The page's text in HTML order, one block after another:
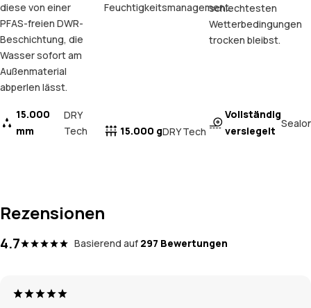
diese von einer
PFAS-freien DWR-
Beschichtung, die
Wasser sofort am
Außenmaterial
abperlen lässt.
15.000
mm
DRY
Tech
Feuchtigkeitsmanagement.
15.000 gDRY Tech
schlechtesten
Wetterbedingungen
trocken bleibst.
Vollständig
versiegelt
Rezensionen
4.7 Basierend auf 297 Bewertungen